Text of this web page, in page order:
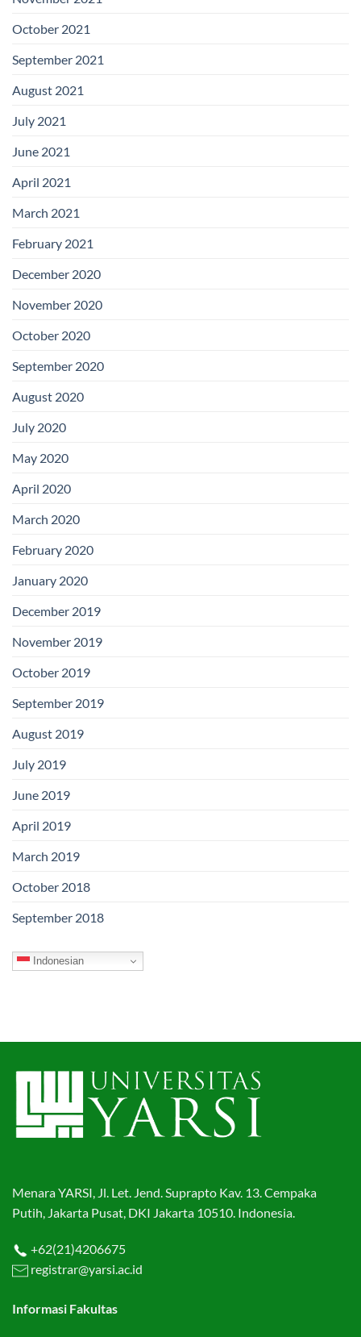
October 2021
September 2021
August 2021
July 2021
June 2021
April 2021
March 2021
February 2021
December 2020
November 2020
October 2020
September 2020
August 2020
July 2020
May 2020
April 2020
March 2020
February 2020
January 2020
December 2019
November 2019
October 2019
September 2019
August 2019
July 2019
June 2019
April 2019
March 2019
October 2018
September 2018
Indonesian
Menara YARSI, Jl. Let. Jend. Suprapto Kav. 13. Cempaka
Putih, Jakarta Pusat, DKI Jakarta 10510. Indonesia.
+62(21)4206675
registrar@yarsi.ac.id
Informasi Fakultas